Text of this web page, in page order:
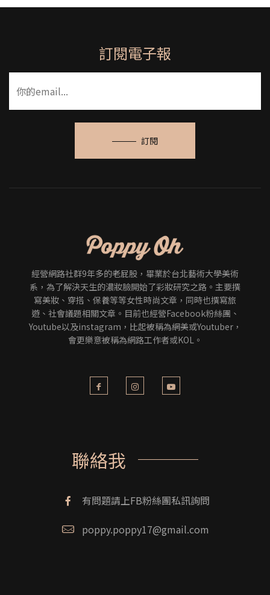
訂閱電子報
訂閱
經營網路社群9年多的老屁股，畢業於台北藝術大學美術
系，為了解決天生的濃妝臉開始了彩妝研究之路。主要撰
寫美妝、穿搭、保養等等女性時尚文章，同時也撰寫旅
遊、社會議題相關文章。目前也經營Facebook粉絲團、
Youtube以及instagram，比起被稱為網美或Youtuber，
會更樂意被稱為網路工作者或KOL。
聯絡我
有問題請上FB粉絲團私訊詢問
poppy.poppy17@gmail.com